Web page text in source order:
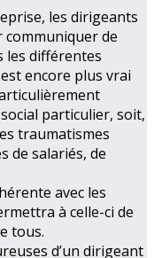
les dirigeants
de
les différentes
encore plus vrai
particulier, soit,
traumatismes
de salariés, de
avec les
à celle-ci de
tous.
d’un dirigeant